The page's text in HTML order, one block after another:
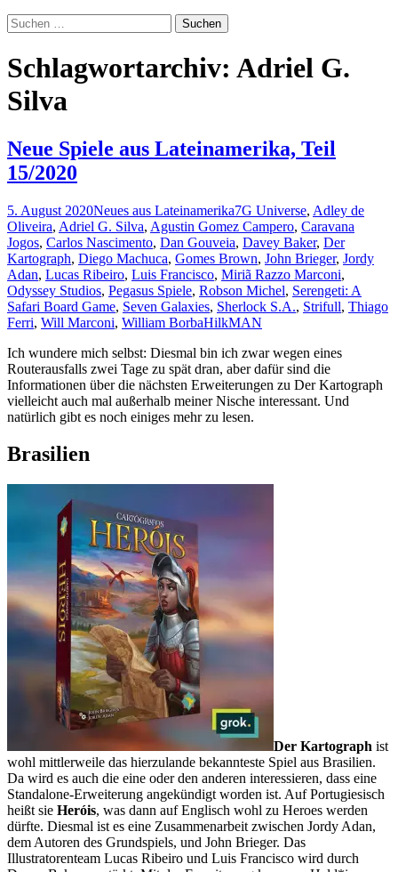
Suchen
nach:
Schlagwortarchiv: Adriel G.
Silva
Neue Spiele aus Lateinamerika, Teil
15/2020
5. August 2020Neues aus Lateinamerika7G Universe, Adley de
Oliveira, Adriel G. Silva, Agustin Gomez Campero, Caravana
Jogos, Carlos Nascimento, Dan Gouveia, Davey Baker, Der
Kartograph, Diego Machuca, Gomes Brown, John Brieger, Jordy
Adan, Lucas Ribeiro, Luis Francisco, Miriã Razzo Marconi,
Odyssey Studios, Pegasus Spiele, Robson Michel, Serengeti: A
Safari Board Game, Seven Galaxies, Sherlock S.A., Strifull, Thiago
Ferri, Will Marconi, William BorbaHilkMAN
Ich wundere mich selbst: Diesmal bin ich zwar wegen eines
Routerausfalls zwei Tage zu spät dran, aber dafür sind die
Informationen über die nächsten Erweiterungen zu Der Kartograph
vielleicht auch mal außerhalb meiner Nische interessant. Und
natürlich gibt es noch einiges mehr zu lesen.
Brasilien
Der Kartograph ist
wohl mittlerweile das hierzulande bekannteste Spiel aus Brasilien.
Da wird es auch die eine oder den anderen interessieren, dass eine
Standalone-Erweiterung angekündigt worden ist. Auf Portugiesisch
heißt sie Heróis, was dann auf Englisch wohl zu Heroes werden
dürfte. Diesmal ist es eine Zusammenarbeit zwischen Jordy Adan,
dem Autoren des Grundspiels, und John Brieger. Das
Illustratorenteam Lucas Ribeiro und Luis Francisco wird durch